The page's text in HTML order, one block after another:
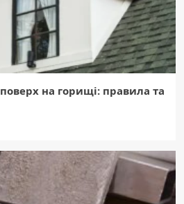
отримала нового очільника:
голову ОДА.
ворожа атака знищила склад
Схід: 1618-й. Битва за
на горищі: правила та